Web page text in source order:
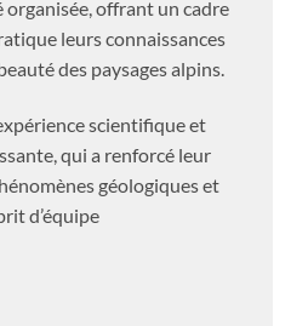
organisée, offrant un cadre
leurs connaissances
des paysages alpins.
scientifique et
qui a renforcé leur
géologiques et
d’équipe